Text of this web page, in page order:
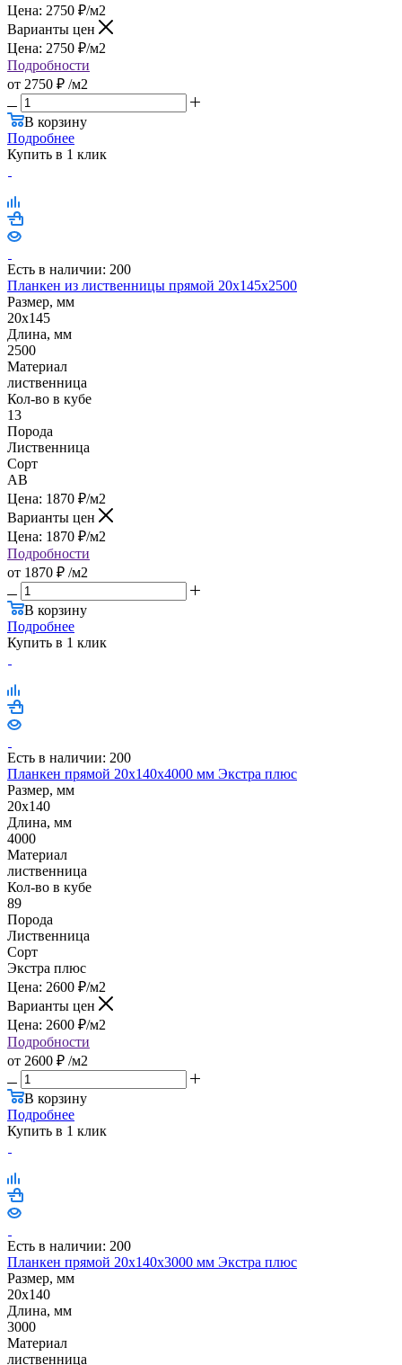
Цена: 2750 ₽/м2
Варианты цен
Цена: 2750 ₽/м2
Подробности
от 2750 ₽ /м2
В корзину
Подробнее
Купить в 1 клик
Есть в наличии: 200
Планкен из лиственницы прямой 20х145х2500
Размер, мм
20x145
Длина, мм
2500
Материал
лиственница
Кол-во в кубе
13
Порода
Лиственница
Сорт
AB
Цена: 1870 ₽/м2
Варианты цен
Цена: 1870 ₽/м2
Подробности
от 1870 ₽ /м2
В корзину
Подробнее
Купить в 1 клик
Есть в наличии: 200
Планкен прямой 20х140х4000 мм Экстра плюс
Размер, мм
20x140
Длина, мм
4000
Материал
лиственница
Кол-во в кубе
89
Порода
Лиственница
Сорт
Экстра плюс
Цена: 2600 ₽/м2
Варианты цен
Цена: 2600 ₽/м2
Подробности
от 2600 ₽ /м2
В корзину
Подробнее
Купить в 1 клик
Есть в наличии: 200
Планкен прямой 20х140х3000 мм Экстра плюс
Размер, мм
20x140
Длина, мм
3000
Материал
лиственница